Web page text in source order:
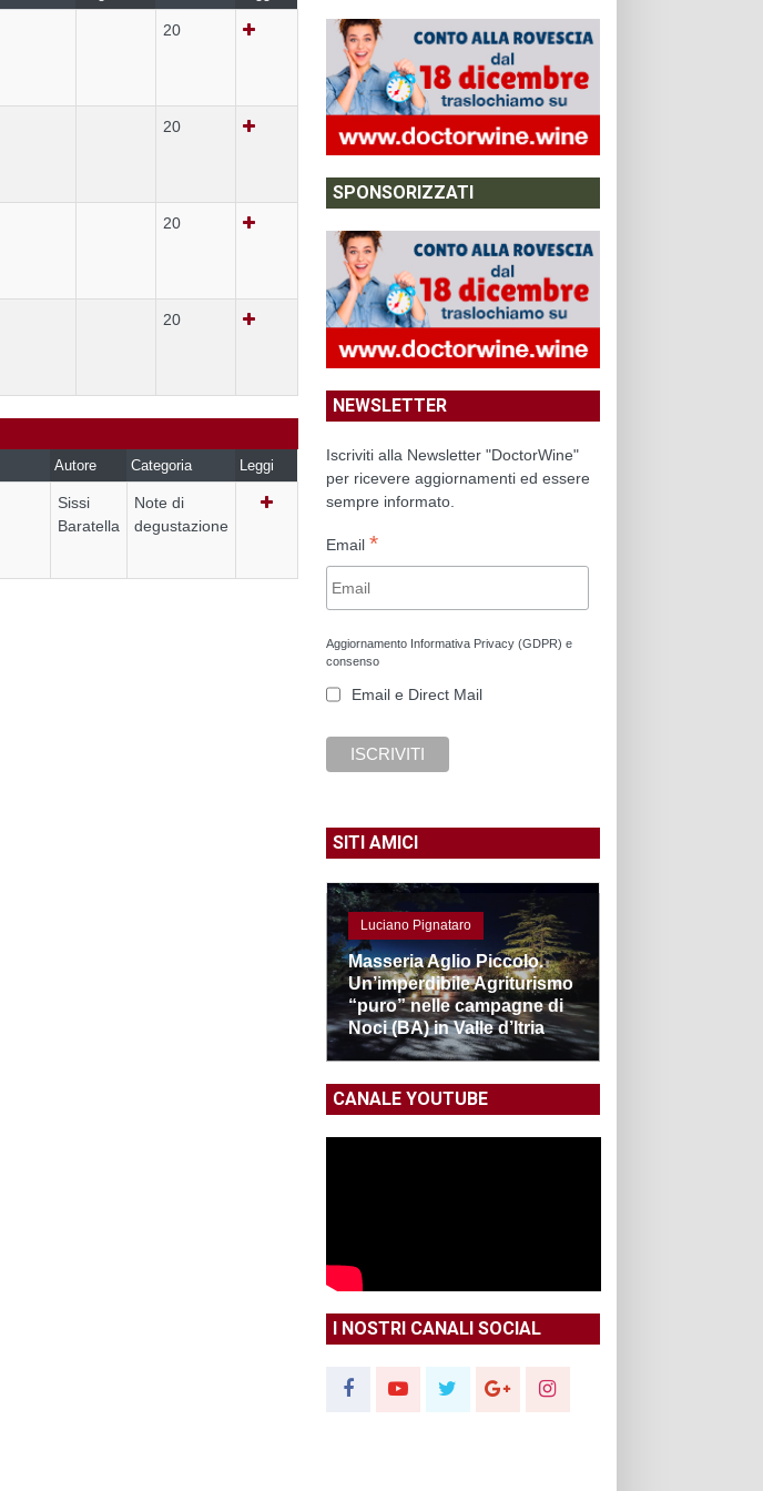
20
20
20
20
Autore Categoria Leggi
Sissi
Baratella
Note di
degustazione
SPONSORIZZATI
NEWSLETTER
Iscriviti alla Newsletter "DoctorWine"
per ricevere aggiornamenti ed essere
sempre informato.
Email *
Aggiornamento Informativa Privacy (GDPR) e
consenso
Email e Direct Mail
SITI AMICI
Luciano Pignataro
Masseria Aglio Piccolo.
Un’imperdibile Agriturismo
“puro” nelle campagne di
Noci (BA) in Valle d’Itria
CANALE YOUTUBE
I NOSTRI CANALI SOCIAL